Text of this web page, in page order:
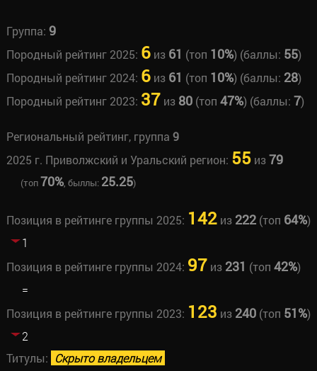
Группа: 9
Породный рейтинг 2025: 6из 61 (топ 10%) (баллы: 55)
Породный рейтинг 2024: 6из 61 (топ 10%) (баллы: 28)
Породный рейтинг 2023: 37 из 80(топ 47%) (баллы: 7)
Региональный рейтинг, группа 9
2025 г. Приволжский и Уральский регион: 55из79
(топ70%, быллы: 25.25)
Позиция в рейтинге группы 2025: 142из 222(топ 64%)
1
Позиция в рейтинге группы 2024: 97 из 231 (топ 42%)
=
Позиция в рейтинге группы 2023: 123 из 240(топ 51%)
2
Титулы: Скрыто владельцем